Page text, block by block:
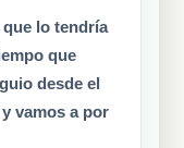
que lo tendría
que
desde el
vamos a por